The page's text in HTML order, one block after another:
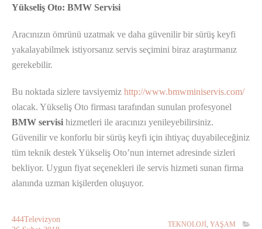
Yükseliş Oto: BMW Servisi
Aracınızın ömrünü uzatmak ve daha güvenilir bir sürüş keyfi
yakalayabilmek istiyorsanız servis seçimini biraz araştırmanız
gerekebilir.
Bu noktada sizlere tavsiyemiz http://www.bmwminiservis.com/
olacak. Yükseliş Oto firması tarafından sunulan profesyonel
BMW servisi hizmetleri ile aracınızı yenileyebilirsiniz.
Güvenilir ve konforlu bir sürüş keyfi için ihtiyaç duyabileceğiniz
tüm teknik destek Yükseliş Oto’nun internet adresinde sizleri
bekliyor. Uygun fiyat seçenekleri ile servis hizmeti sunan firma
alanında uzman kişilerden oluşuyor.
444Televizyon
TEKNOLOJİ, YAŞAM